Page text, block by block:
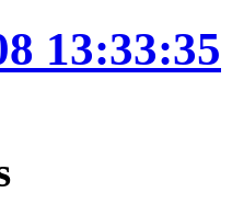
13:33:35